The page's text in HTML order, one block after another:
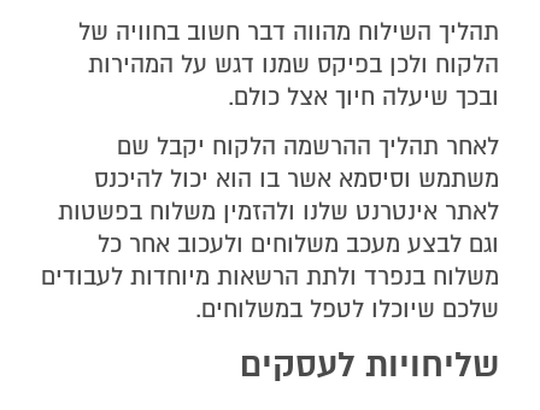
תהליך השילוח מהווה דבר חשוב בחוויה של
הלקוח ולכן בפיקס שמנו דגש על המהירות
ובכך שיעלה חיוך אצל כולם.
לאחר תהליך ההרשמה הלקוח יקבל שם
משתמש וסיסמא אשר בו הוא יכול להיכנס
לאתר אינטרנט שלנו ולהזמין משלוח בפשטות
וגם לבצע מעכב משלוחים ולעכוב אחר כל
משלוח בנפרד ולתת הרשאות מיוחדות לעבודים
שלכם שיוכלו לטפל במשלוחים.
שליחויות לעסקים